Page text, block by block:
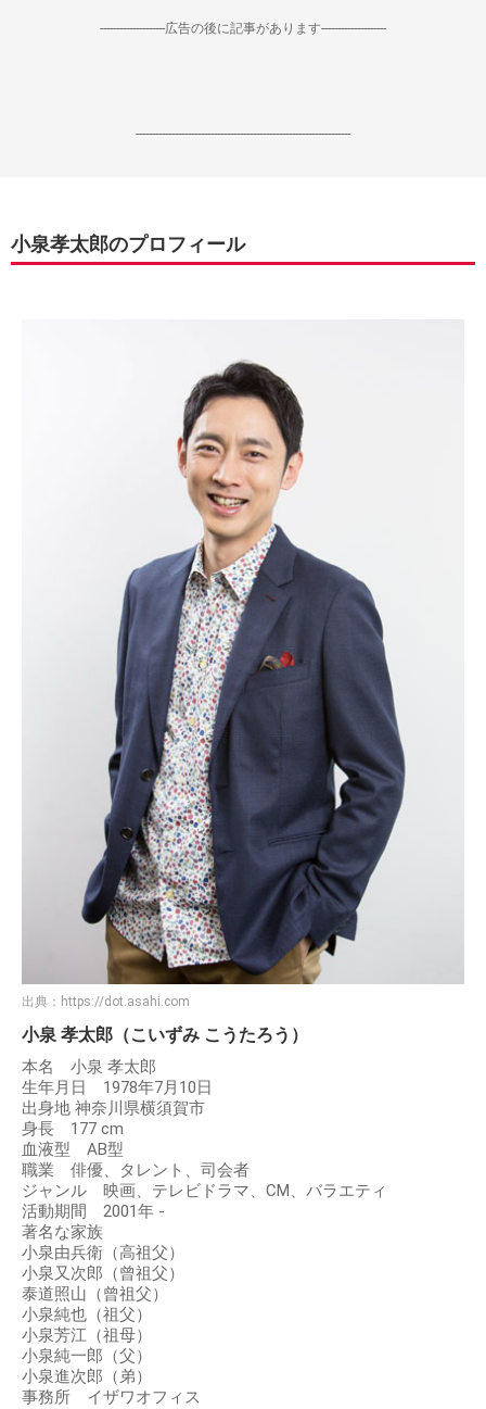
--------------------広告の後に記事があります--------------------
------------------------------------------------------------------
小泉孝太郎のプロフィール
出典： https://dot.asahi.com
小泉 孝太郎（こいずみ こうたろう）
本名 小泉 孝太郎
生年月日 1978年7月10日
出身地 神奈川県横須賀市
身長 177 cm
血液型 AB型
職業 俳優、タレント、司会者
ジャンル 映画、テレビドラマ、CM、バラエティ
活動期間 2001年 -
著名な家族
小泉由兵衛（高祖父）
小泉又次郎（曾祖父）
泰道照山（曾祖父）
小泉純也（祖父）
小泉芳江（祖母）
小泉純一郎（父）
小泉進次郎（弟）
事務所 イザワオフィス